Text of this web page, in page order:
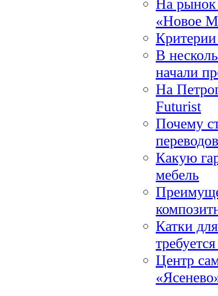
На рынок
«Новое
В
начали
На
Futurist
Почему
Какую
мебель
Катки
Центр